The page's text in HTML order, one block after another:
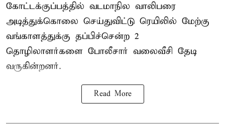
கோட்டக்குப்பத்தில் வடமாநில வாலிபரை
அடித்துக்கொலை செய்துவிட்டு ரெயிலில் மேற்கு
வங்காளத்துக்கு தப்பிச்சென்ற 2
தொழிலாளர்களை போலீசார் வலைவீசி தேடி
வருகின்றனர்.
Read More